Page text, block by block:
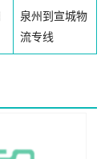
泉州到宣城物
流专线